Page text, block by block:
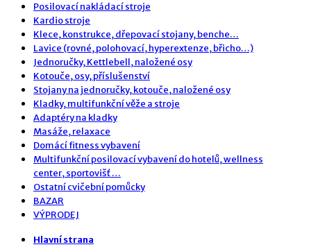
Posilovací nakládací stroje
Kardio stroje
Klece, konstrukce, dřepovací stojany, benche…
Lavice (rovné, polohovací, hyperextenze, břicho…)
Jednoručky, Kettlebell, naložené osy
Kotouče, osy, příslušenství
Stojany na jednoručky, kotouče, naložené osy
Kladky, multifunkční věže a stroje
Adaptéry na kladky
Masáže, relaxace
Domácí fitness vybavení
Multifunkční posilovací vybavení do hotelů, wellness
center, sportovišť …
Ostatní cvičební pomůcky
BAZAR
VÝPRODEJ
Hlavní strana